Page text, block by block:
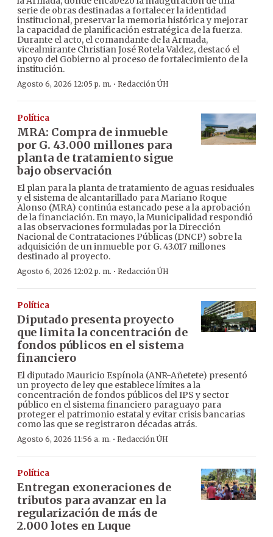
serie de obras destinadas a fortalecer la identidad
institucional, preservar la memoria histórica y mejorar
la capacidad de planificación estratégica de la fuerza.
Durante el acto, el comandante de la Armada,
vicealmirante Christian José Rotela Valdez, destacó el
apoyo del Gobierno al proceso de fortalecimiento de la
institución.
Agosto 6, 2026 12:05 p. m. · Redacción ÚH
Política
MRA: Compra de inmueble
por G. 43.000 millones para
planta de tratamiento sigue
bajo observación
El plan para la planta de tratamiento de aguas residuales
y el sistema de alcantarillado para Mariano Roque
Alonso (MRA) continúa estancado pese a la aprobación
de la financiación. En mayo, la Municipalidad respondió
a las observaciones formuladas por la Dirección
Nacional de Contrataciones Públicas (DNCP) sobre la
adquisición de un inmueble por G. 43.017 millones
destinado al proyecto.
Agosto 6, 2026 12:02 p. m. · Redacción ÚH
Política
Diputado presenta proyecto
que limita la concentración de
fondos públicos en el sistema
financiero
El diputado Mauricio Espínola (ANR-Añetete) presentó
un proyecto de ley que establece límites a la
concentración de fondos públicos del IPS y sector
público en el sistema financiero paraguayo para
proteger el patrimonio estatal y evitar crisis bancarias
como las que se registraron décadas atrás.
Agosto 6, 2026 11:56 a. m. · Redacción ÚH
Política
Entregan exoneraciones de
tributos para avanzar en la
regularización de más de
2.000 lotes en Luque